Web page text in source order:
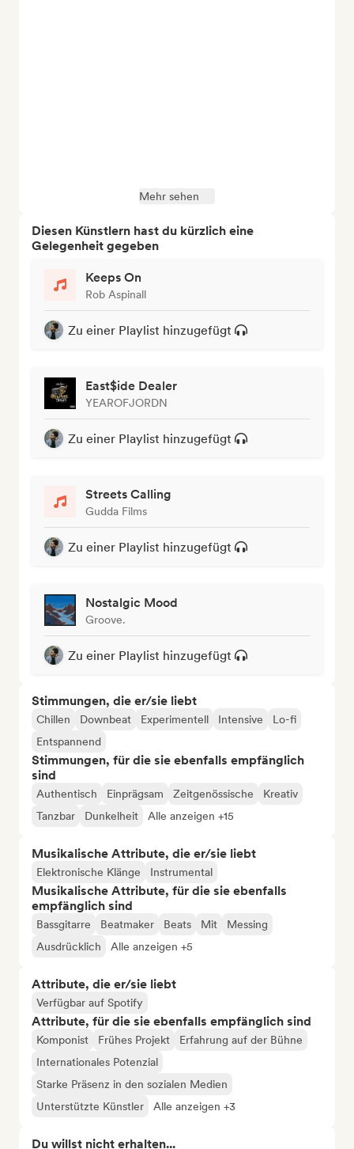
Mehr sehen
Diesen Künstlern hast du kürzlich eine
Gelegenheit gegeben
Keeps On
Rob Aspinall
Zu einer Playlist hinzugefügt
East$ide Dealer
YEAROFJORDN
Zu einer Playlist hinzugefügt
Streets Calling
Gudda Films
Zu einer Playlist hinzugefügt
Nostalgic Mood
Groove.
Zu einer Playlist hinzugefügt
Stimmungen, die er/sie liebt
Chillen Downbeat Experimentell Intensive
Lo-fi
Entspannend
Stimmungen, für die sie ebenfalls empfänglich
sind
Authentisch Einprägsam Zeitgenössische
Kreativ
Tanzbar
Dunkelheit Alle anzeigen +15
Musikalische Attribute, die er/sie liebt
Elektronische Klänge Instrumental
Musikalische Attribute, für die sie ebenfalls
empfänglich sind
Bassgitarre Beatmaker Beats Mit
Messing
Ausdrücklich
Alle anzeigen +5
Attribute, die er/sie liebt
Verfügbar auf Spotify
Attribute, für die sie ebenfalls empfänglich sind
Komponist Frühes Projekt
Erfahrung auf der Bühne
Internationales Potenzial
Starke Präsenz in den sozialen Medien
Unterstützte Künstler
Alle anzeigen +3
Du willst nicht erhalten...